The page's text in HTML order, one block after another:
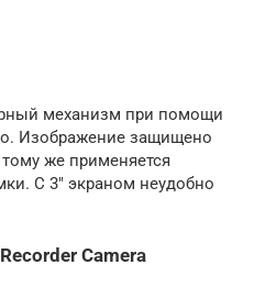
механизм при помощи
Изображение защищено
же применяется
С 3″ экраном неудобно
Camera